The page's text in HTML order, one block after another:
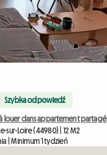
Szybka odpowiedź
louer dans appartement partagé
sur-Loire (44980) | 12 M2
| Minimum 1 tydzień